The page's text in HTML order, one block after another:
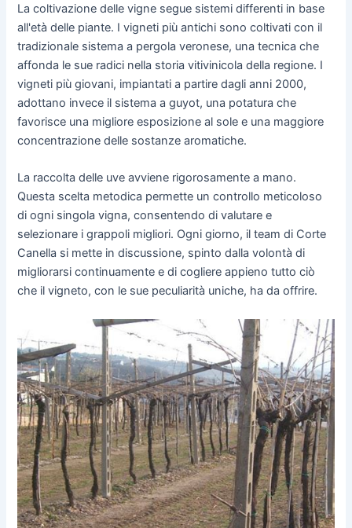
La coltivazione delle vigne segue sistemi differenti in base
all'età delle piante. I vigneti più antichi sono coltivati con il
tradizionale sistema a pergola veronese, una tecnica che
affonda le sue radici nella storia vitivinicola della regione. I
vigneti più giovani, impiantati a partire dagli anni 2000,
adottano invece il sistema a guyot, una potatura che
favorisce una migliore esposizione al sole e una maggiore
concentrazione delle sostanze aromatiche.
La raccolta delle uve avviene rigorosamente a mano.
Questa scelta metodica permette un controllo meticoloso
di ogni singola vigna, consentendo di valutare e
selezionare i grappoli migliori. Ogni giorno, il team di Corte
Canella si mette in discussione, spinto dalla volontà di
migliorarsi continuamente e di cogliere appieno tutto ciò
che il vigneto, con le sue peculiarità uniche, ha da offrire.